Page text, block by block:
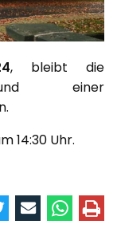
, bleibt die
einer
14:30 Uhr.